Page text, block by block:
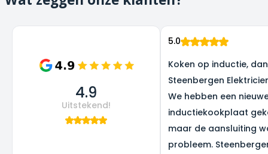
4.9
Uitstekend!
5.0
Koken op inductie,
Steenbergen
We hebben een
inductiekookplaat
maar de aansluiting
probleem.